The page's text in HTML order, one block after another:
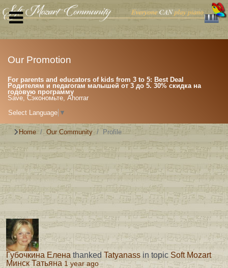
Our Promotion
For parents and educators of kids from 3 to 5: Best Deal
Родителям и педагогам малышей от 3 до 5. 30% скидка на
годовую программу
Save, Сэкономьте, Ahorrar
Select Language ▼
Home Our Community Profile
Губочкина Елена thanked Tatyanassin topic Soft Mozart
Минск Татьяна 1 year ago